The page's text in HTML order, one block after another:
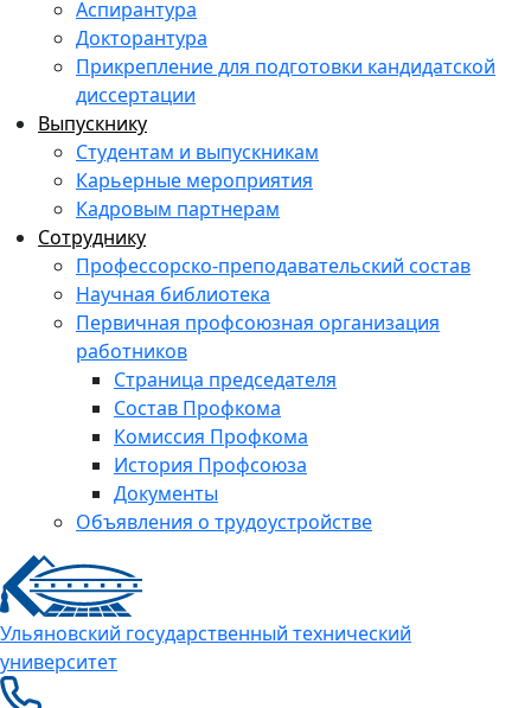
Аспирантура
Докторантура
Прикрепление для подготовки кандидатской
диссертации
Выпускнику
Студентам и выпускникам
Карьерные мероприятия
Кадровым партнерам
Сотруднику
Профессорско-преподавательский состав
Научная библиотека
Первичная профсоюзная организация
работников
Страница председателя
Состав Профкома
Комиссия Профкома
История Профсоюза
Документы
Объявления о трудоустройстве
Ульяновский государственный технический
университет